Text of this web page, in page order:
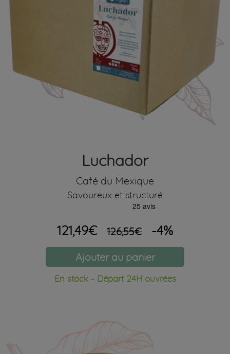
Luchador
Café du Mexique
Savoureux et structuré
121,49€ 126,55€ -4%
Ajouter au panier
En stock - Départ 24H ouvrées